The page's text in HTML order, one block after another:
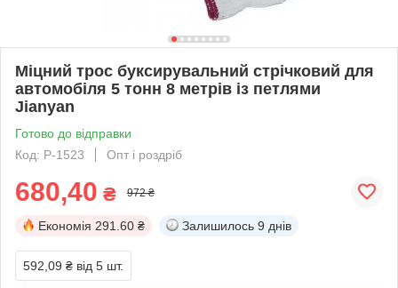
Міцний трос буксирувальний стрічковий для
автомобіля 5 тонн 8 метрів із петлями
Jianyan
Готово до відправки
Код: P-1523
Опт і роздріб
680,40 ₴ 972 ₴
Економія 291.60 ₴ Залишилось 9 днів
592,09 ₴ від 5 шт.